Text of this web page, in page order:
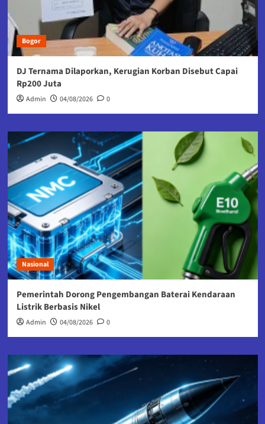
Bogor
DJ Ternama Dilaporkan, Kerugian Korban Disebut Capai
Rp200 Juta
Admin 04/08/2026 0
Nasional
Pemerintah Dorong Pengembangan Baterai Kendaraan
Listrik Berbasis Nikel
Admin 04/08/2026 0